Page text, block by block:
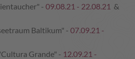
- 09.08.21 - 22.08.21 &
Baltikum" - 07.09.21 -
Grande" - 12.09.21 -